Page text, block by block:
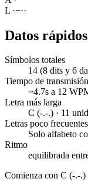
L ·−··
Datos rápidos
Símbolos totales
14 (8 dits y 6
Tiempo de transmisión
~4.7s a 12
Letra más larga
C (-.-.) · 11
Letras poco frecuentes
Solo alfabeto
Ritmo
equilibrada
Comienza con C (-.-.)